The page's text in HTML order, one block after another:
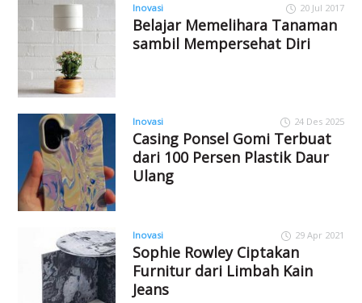
Inovasi 20 Jul 2017
Belajar Memelihara Tanaman
sambil Mempersehat Diri
Inovasi 24 Des 2025
Casing Ponsel Gomi Terbuat
dari 100 Persen Plastik Daur
Ulang
Inovasi 29 Apr 2021
Sophie Rowley Ciptakan
Furnitur dari Limbah Kain
Jeans